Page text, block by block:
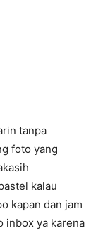
tanpa
foto yang
kalau
kapan dan jam
inbox ya karena